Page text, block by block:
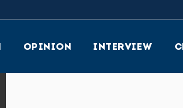
OPINION INTERVIEW